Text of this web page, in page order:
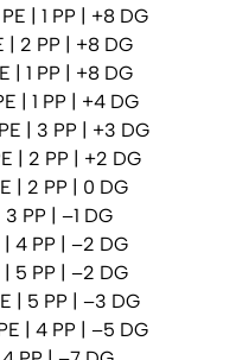
| 1 PP | +8 DG
| 2 PP | +8 DG
| 1 PP | +8 DG
| 1 PP | +4 DG
| 3 PP | +3 DG
| 2 PP | +2 DG
| 2 PP | 0 DG
PP | –1 DG
| 4 PP | –2 DG
| 5 PP | –2 DG
| 5 PP | –3 DG
| 4 PP | –5 DG